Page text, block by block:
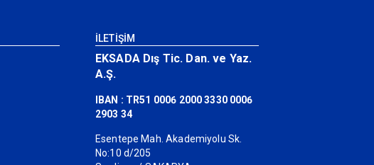
İLETİŞİM
EKSADA Dış Tic. Dan. ve Yaz.
A.Ş.
IBAN : TR51 0006 2000 3330 0006
2903 34
Esentepe Mah. Akademiyolu Sk.
No:10 d/205